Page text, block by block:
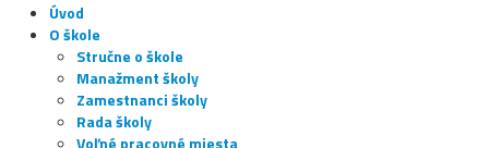
Úvod
O škole
Stručne o škole
Manažment školy
Zamestnanci školy
Rada školy
Voľné pracovné miesta